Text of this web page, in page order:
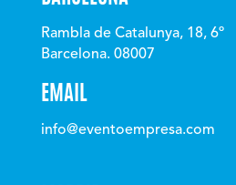
Rambla de Catalunya, 18, 6º
Barcelona. 08007
EMAIL
info@eventoempresa.com